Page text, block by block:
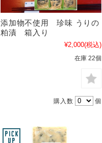
添加物不使用 珍味 うりの
粕漬 箱入り
¥2,000(税込)
在庫 22個
購入数 個